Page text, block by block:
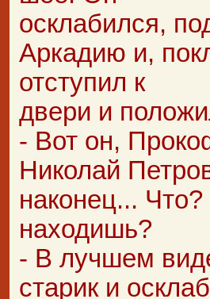
осклабился,
Аркадию и,
отступил к
двери и
- Вот он,
Николай
наконец... Что?
находишь?
- В лучшем
старик и